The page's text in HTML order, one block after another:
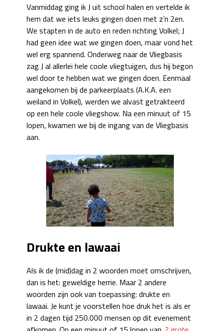
Vanmiddag ging ik J uit school halen en vertelde ik
hem dat we iets leuks gingen doen met z’n 2en.
We stapten in de auto en reden richting Volkel; J
had geen idee wat we gingen doen, maar vond het
wel erg spannend. Onderweg naar de Vliegbasis
zag J al allerlei hele coole vliegtuigen, dus hij begon
wel door te hebben wat we gingen doen. Eenmaal
aangekomen bij de parkeerplaats (A.K.A. een
weiland in Volkel), werden we alvast getrakteerd
op een hele coole vliegshow. Na een minuut of 15
lopen, kwamen we bij de ingang van de Vliegbasis
aan.
Drukte en lawaai
Als ik de (mid)dag in 2 woorden moet omschrijven,
dan is het: geweldige herrie. Maar 2 andere
woorden zijn ook van toepassing: drukte en
lawaai. Je kunt je voorstellen hoe druk het is als er
in 2 dagen tijd 250.000 mensen op dit evenement